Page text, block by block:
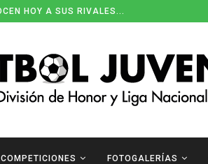
HOY A SUS RIVALES...
FOTOGALERÍAS